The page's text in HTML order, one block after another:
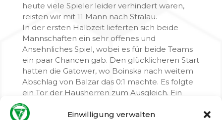
Einwilligung verwalten
heute viele Spieler leider verhindert waren,
reisten wir mit 11 Mann nach Stralau.
In der ersten Halbzeit lieferten sich beide
Mannschaften ein sehr offenes und
Ansehnliches Spiel, wobei es für beide Teams
ein paar Chancen gab. Den glücklicheren Start
hatten die Gatower, wo Boinska nach weitem
Abschlag von Balzar das 0:1 machte. Es folgte
ein Tor der Hausherren zum Ausgleich. Ein
erster Nackenschlag heute kam mit dem 2:1
zum Halbzeitpfiff. Das Trainerteam sah bis hier